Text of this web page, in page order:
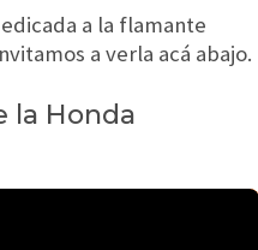
a la flamante
a verla acá abajo.
la Honda